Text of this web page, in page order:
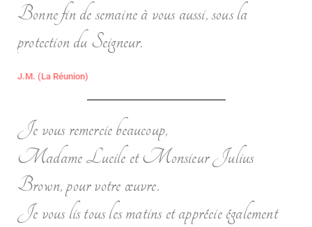
Bonne fin de semaine à vous aussi, sous la
protection du Seigneur.
J.M. (La Réunion)
Je vous remercie beaucoup,
Madame Lucile et Monsieur Julius
Brown, pour votre œuvre.
Je vous lis tous les matins et apprécie également